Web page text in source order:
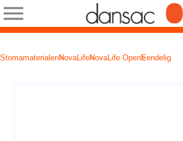
StomamaterialenNovaLifeNovaLife OpenEendelig